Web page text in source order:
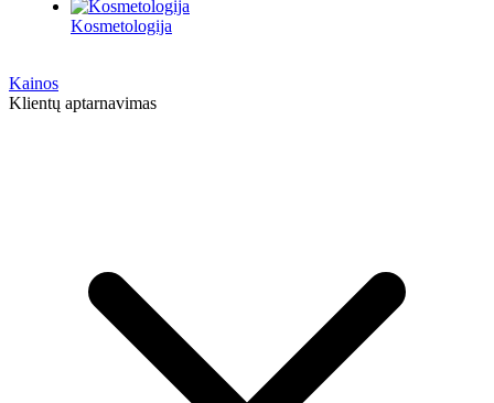
Kosmetologija
Kainos
Klientų aptarnavimas